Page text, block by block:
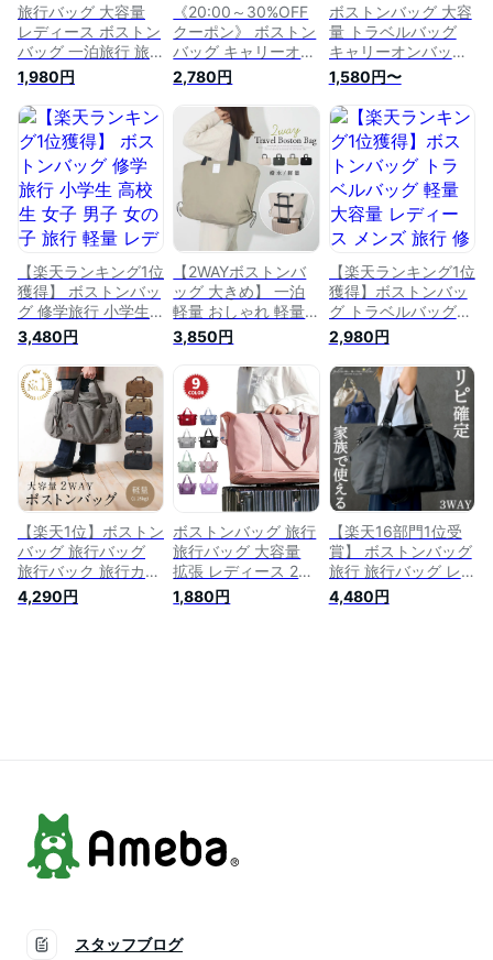
旅行バッグ 大容量
レディース ボストン
バッグ 一泊旅行 旅
行バック キャリーオ
ンバッグ 1泊2日 大
きいカバン 修学旅行
入院 出産 バッグ マ
ザーズバック大容量
軽量 トラベルバッグ
2泊 3泊 旅行 メンズ
軽い 撥水 1泊 機内持
ち込み 3way 一泊二
日 旅行かばん 旅行
用
1,980円
《20:00～30%OFF
クーポン》 ボストン
バッグ キャリーオン
バッグ 折りたたみ
拡張 55L 大容量 通
し穴 | キャリーオン
バッグ トート 大き
め おしゃれ かわい
い 修学旅行 旅行用
軽量 旅行 2泊 1泊 一
泊 一泊旅行 1泊2日
旅行 機内持ち込み
トラベルバッグ ボス
トンバック
2,780円
ボストンバッグ 大容
量 トラベルバッグ
キャリーオンバッグ
折りたたみ 入院バッ
グ 一泊旅行 バッグ
旅行バッグ 軽量 レ
ディース 旅行 2泊 メ
ンズ 3泊 軽い 入院
撥水 高校生 1泊 修学
旅行 機内持ち込み
一泊二日 旅行バック
旅行かばん
1,580円〜
【楽天ランキング1位
獲得】 ボストンバッ
グ 修学旅行 小学生
高校生 女子 男子 女
の子 旅行 軽量 レデ
ィース メンズ 大容
量 おしゃれ 女子 か
わいい トラベル 旅
行バッグ 旅行カバン
キャリーオンバッグ
軽い 機内持ち込み 1
泊 2泊
3,480円
【2WAYボストンバ
ッグ 大きめ】 一泊
軽量 おしゃれ 軽量
ボストンバッグ 大容
量 メンズ レディー
ス 修学旅行 ボスト
ンバッグ ショルダー
バッグ トラベル 旅
行 大容量ボストンバ
ッグ 旅行バッグ バ
ッグ 二泊 2泊 ボスト
ン 一泊旅行 1泊 バレ
ンタイン
3,850円
【楽天ランキング1位
獲得】ボストンバッ
グ トラベルバッグ
軽量 大容量 レディ
ース メンズ 旅行 修
学旅行 おしゃれ 女
子 かわいい 男子 お
しゃれ トラベル 旅
行バッグ 旅行カバン
キャリーオンバッグ
軽い 機内持ち込み 1
泊 2泊 ジム
2,980円
【楽天1位】ボストン
バッグ 旅行バッグ
旅行バック 旅行カバ
ン メンズ 大容量 旅
行 修学旅行 レディ
4,290円
ボストンバッグ 旅行
旅行バッグ 大容量
拡張 レディース 2泊
3泊 軽量 メンズ 1泊
女子 男の子 修学旅
1,880円
【楽天16部門1位受
賞】 ボストンバッグ
旅行 旅行バッグ レ
ディース メンズ 大
容量 ナイロン 軽量
4,480円
スタッフブログ